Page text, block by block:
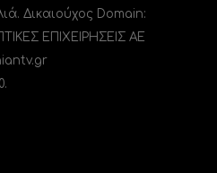
Δικαιούχος Domain:
ΕΠΙΧΕΙΡΗΣΕΙΣ ΑΕ